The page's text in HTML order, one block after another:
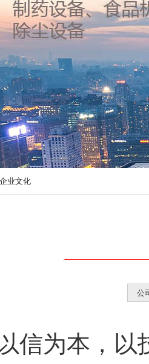
企业文化
公
信为本，以